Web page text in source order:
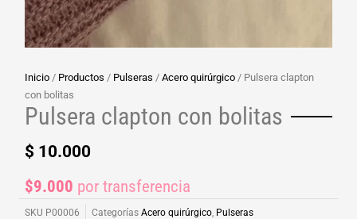
Inicio / Productos / Pulseras /Acero quirúrgico / Pulsera clapton
con bolitas
Pulsera clapton con bolitas
$ 10.000
$9.000 por transferencia
SKU P00006 Categorías Acero quirúrgico Pulseras